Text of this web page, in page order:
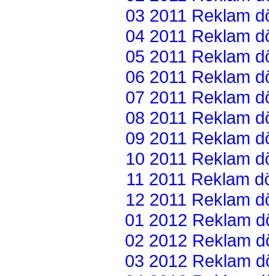
03 2011 Reklam
04 2011 Reklam
05 2011 Reklam
06 2011 Reklam
07 2011 Reklam
08 2011 Reklam
09 2011 Reklam
10 2011 Reklam
11 2011 Reklam
12 2011 Reklam
01 2012 Reklam
02 2012 Reklam
03 2012 Reklam